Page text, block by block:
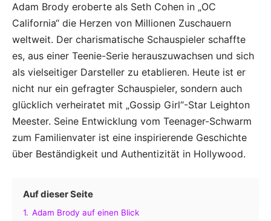
Adam Brody eroberte als Seth Cohen in „OC
California“ die Herzen von Millionen Zuschauern
weltweit. Der charismatische Schauspieler schaffte
es, aus einer Teenie-Serie herauszuwachsen und sich
als vielseitiger Darsteller zu etablieren. Heute ist er
nicht nur ein gefragter Schauspieler, sondern auch
glücklich verheiratet mit „Gossip Girl“-Star Leighton
Meester. Seine Entwicklung vom Teenager-Schwarm
zum Familienvater ist eine inspirierende Geschichte
über Beständigkeit und Authentizität in Hollywood.
Auf dieser Seite
1. Adam Brody auf einen Blick